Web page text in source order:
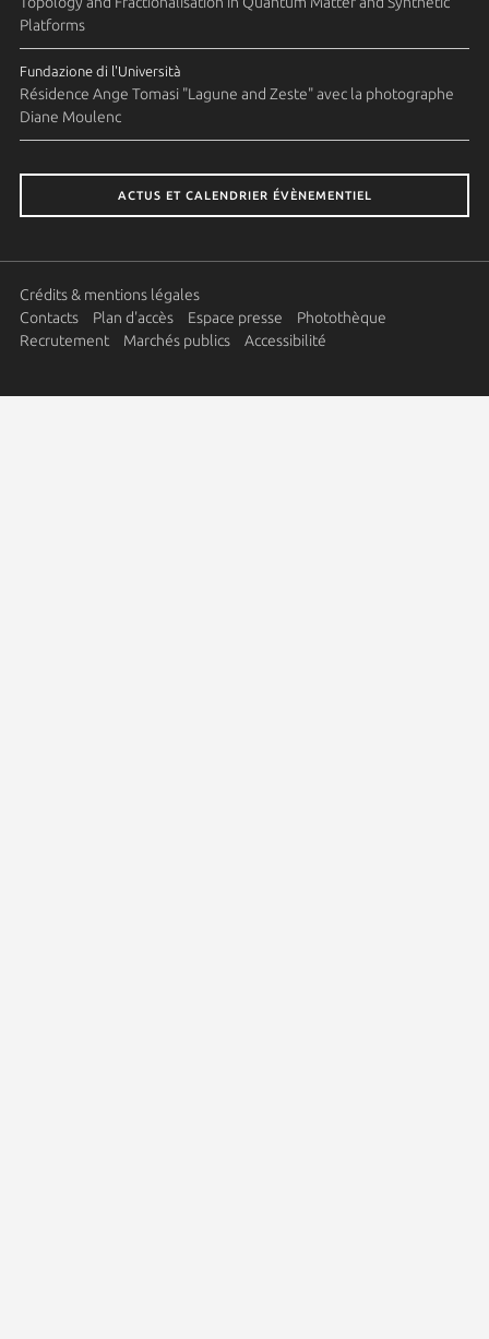
Platforms
Fundazione di l'Università
Résidence Ange Tomasi "Lagune and Zeste" avec la photographe
Diane Moulenc
ACTUS ET CALENDRIER ÉVÈNEMENTIEL
Crédits & mentions légales
Contacts
Plan d'accès Espace presse
Photothèque
Recrutement
Marchés publics Accessibilité